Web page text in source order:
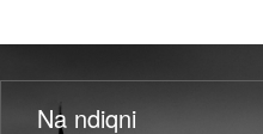
Na ndiqni